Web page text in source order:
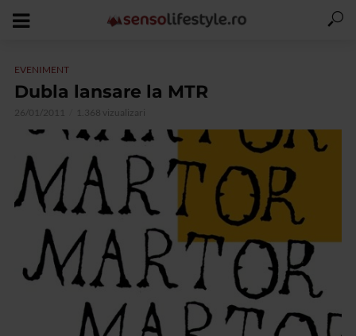
EVENIMENT
Dubla lansare la MTR
26/01/2011 1.368 vizualizari